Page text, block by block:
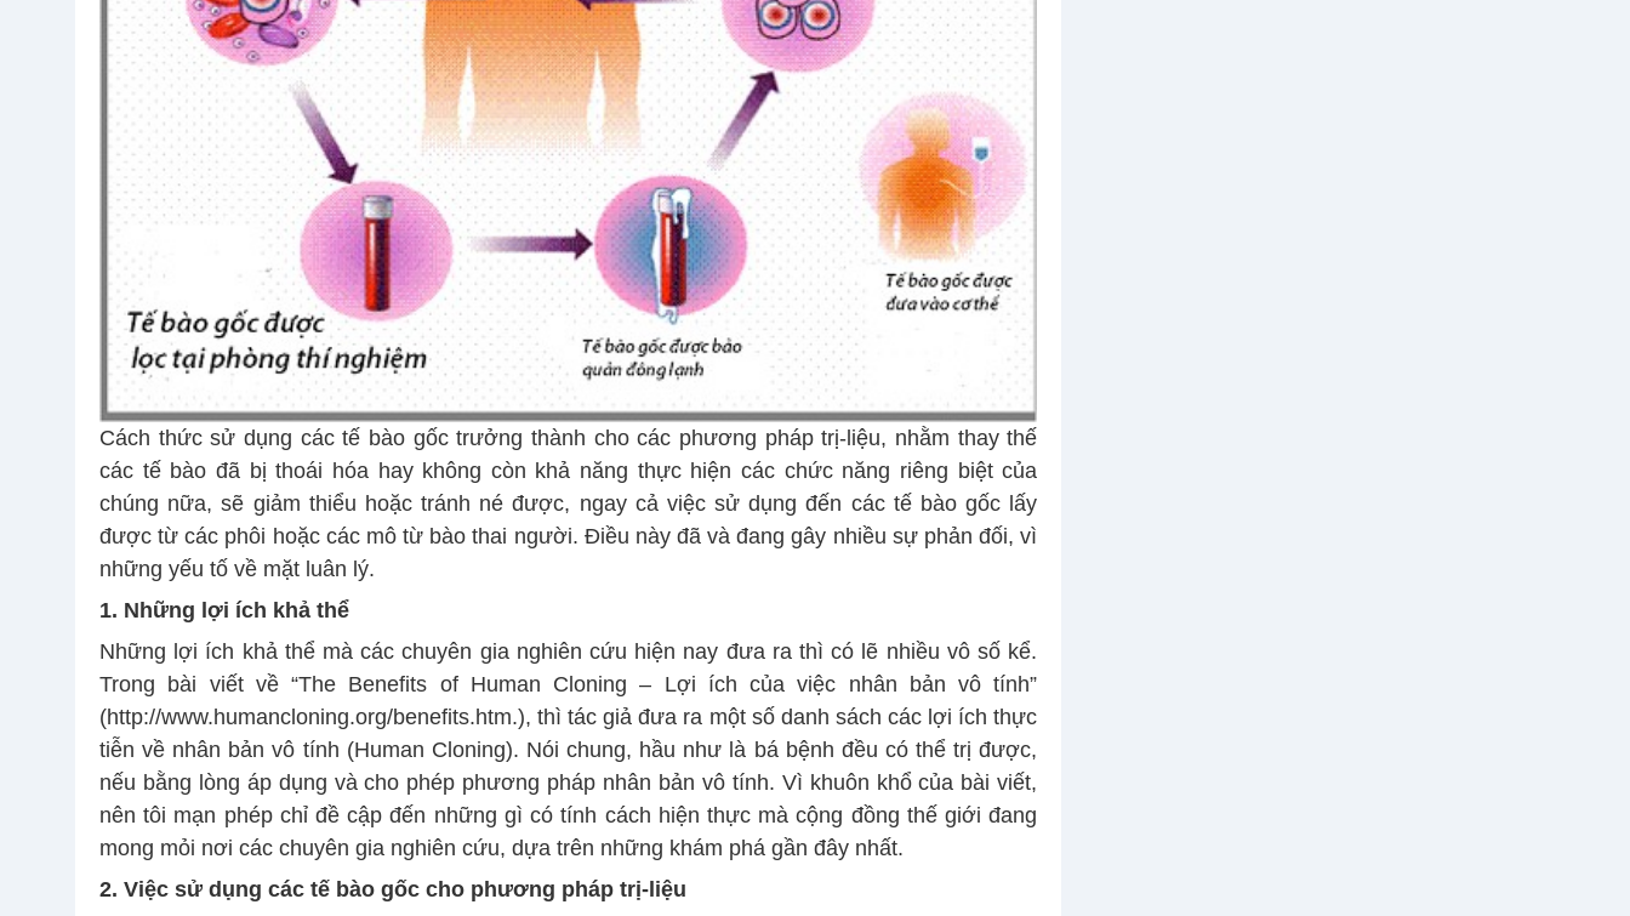
Cách thức sử dụng các tế bào gốc trưởng thành cho các phương pháp trị-liệu, nhằm thay thế
các tế bào đã bị thoái hóa hay không còn khả năng thực hiện các chức năng riêng biệt của
chúng nữa, sẽ giảm thiểu hoặc tránh né được, ngay cả việc sử dụng đến các tế bào gốc lấy
được từ các phôi hoặc các mô từ bào thai người. Điều này đã và đang gây nhiều sự phản đối, vì
những yếu tố về mặt luân lý.
1. Những lợi ích khả thể
Những lợi ích khả thể mà các chuyên gia nghiên cứu hiện nay đưa ra thì có lẽ nhiều vô số kể.
Trong bài viết về “The Benefits of Human Cloning – Lợi ích của việc nhân bản vô tính”
(http://www.humancloning.org/benefits.htm.), thì tác giả đưa ra một số danh sách các lợi ích thực
tiễn về nhân bản vô tính (Human Cloning). Nói chung, hầu như là bá bệnh đều có thể trị được,
nếu bằng lòng áp dụng và cho phép phương pháp nhân bản vô tính. Vì khuôn khổ của bài viết,
nên tôi mạn phép chỉ đề cập đến những gì có tính cách hiện thực mà cộng đồng thế giới đang
mong mỏi nơi các chuyên gia nghiên cứu, dựa trên những khám phá gần đây nhất.
2. Việc sử dụng các tế bào gốc cho phương pháp trị-liệu